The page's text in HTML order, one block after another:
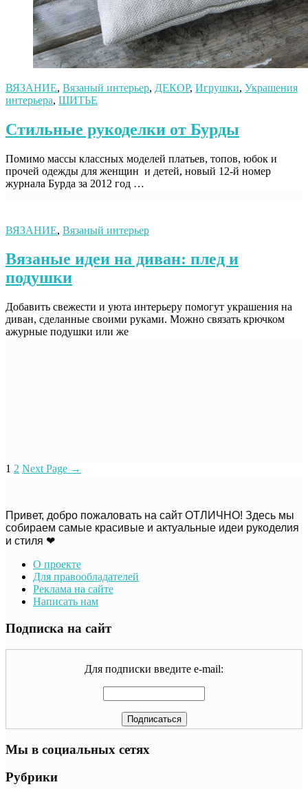
ВЯЗАНИЕ, Вязаный интерьер, ДЕКОР, Игрушки, Украшения
интерьера, ШИТЬЕ
Стильные рукоделки от Бурды
Помимо массы классных моделей платьев, топов, юбок и
прочей одежды для женщин и детей, новый 12-й номер
журнала Бурда за 2012 год …
ВЯЗАНИЕ, Вязаный интерьер
Вязаные идеи на диван: плед и
подушки
Добавить свежести и уюта интерьеру помогут украшения на
диван, сделанные своими руками. Можно связать крючком
ажурные подушки или же
1 2 Next Page →
Привет, добро пожаловать на сайт ОТЛИЧНО! Здесь мы
собираем самые красивые и актуальные идеи рукоделия
и стиля ❤
О проекте
Для правообладателей
Реклама на сайте
Написать нам
Подписка на сайт
Для подписки введите e-mail:
Мы в социальных сетях
Рубрики